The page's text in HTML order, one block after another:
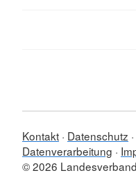
Kontakt Datenschutz
Datenverarbeitung
© 2026